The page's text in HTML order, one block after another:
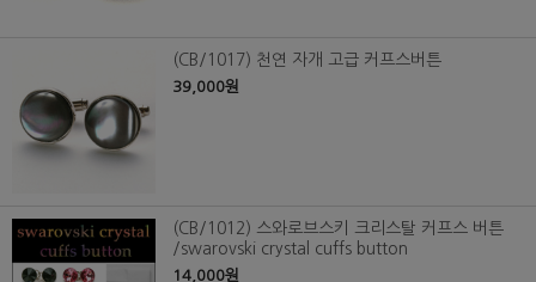
(CB/1017) 천연 자개 고급 커프스버튼
39,000원
(CB/1012) 스와로브스키 크리스탈 커프스 버튼
/swarovski crystal cuffs button
14,000원